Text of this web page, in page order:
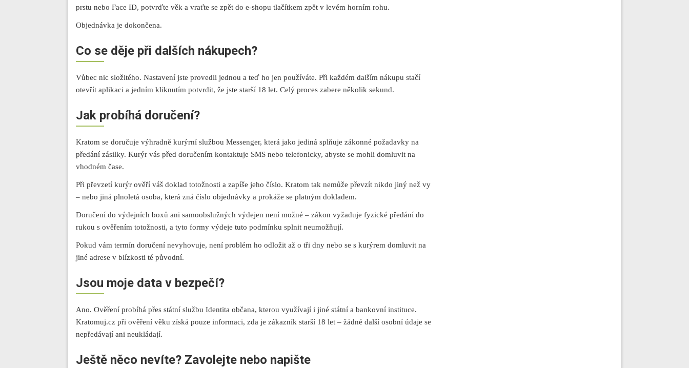
prstu nebo Face ID, potvrďte věk a vraťte se zpět do e-shopu tlačítkem zpět v levém horním rohu.
Objednávka je dokončena.
Co se děje při dalších nákupech?
Vůbec nic složitého. Nastavení jste provedli jednou a teď ho jen používáte. Při každém dalším nákupu stačí
otevřít aplikaci a jedním kliknutím potvrdit, že jste starší 18 let. Celý proces zabere několik sekund.
Jak probíhá doručení?
Kratom se doručuje výhradně kurýrní službou Messenger, která jako jediná splňuje zákonné požadavky na
předání zásilky. Kurýr vás před doručením kontaktuje SMS nebo telefonicky, abyste se mohli domluvit na
vhodném čase.
Při převzetí kurýr ověří váš doklad totožnosti a zapíše jeho číslo. Kratom tak nemůže převzít nikdo jiný než vy
– nebo jiná plnoletá osoba, která zná číslo objednávky a prokáže se platným dokladem.
Doručení do výdejních boxů ani samoobslužných výdejen není možné – zákon vyžaduje fyzické předání do
rukou s ověřením totožnosti, a tyto formy výdeje tuto podmínku splnit neumožňují.
Pokud vám termín doručení nevyhovuje, není problém ho odložit až o tři dny nebo se s kurýrem domluvit na
jiné adrese v blízkosti té původní.
Jsou moje data v bezpečí?
Ano. Ověření probíhá přes státní službu Identita občana, kterou využívají i jiné státní a bankovní instituce.
Kratomuj.cz při ověření věku získá pouze informaci, zda je zákazník starší 18 let – žádné další osobní údaje se
nepředávají ani neukládají.
Ještě něco nevíte? Zavolejte nebo napište